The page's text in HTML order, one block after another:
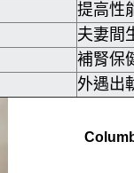
提高性
夫妻間
補腎保
外遇出